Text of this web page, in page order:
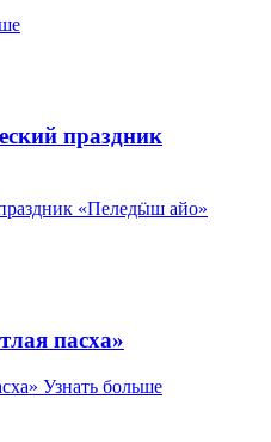
праздник
«Пеледӹш айо»
пасха»
Узнать больше